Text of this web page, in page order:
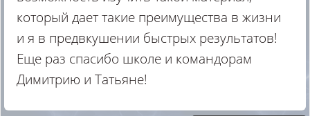
который дает такие преимущества в жизни
и я в предвкушении быстрых результатов!
Еще раз спасибо школе и командорам
Димитрию и Татьяне!